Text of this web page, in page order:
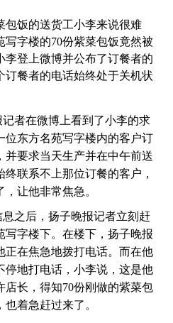
饭的送货工小李来说很难
字楼的70份紫菜包饭竟然被
李登上微博并公布了订餐者的
订餐者的电话始终处于关机状
者在微博上看到了小李的求
位东方名苑写字楼内的客户订
并要求当天生产并在中午前送
联系不上那位订餐的客户，
让他非常焦急。
之后，扬子晚报记者立刻赶
写字楼下。在楼下，扬子晚报
正在焦急地拨打电话。而在他
停地打电话，小李说，这是他
长，得知70份刚做的紫菜包
着急赶过来了。